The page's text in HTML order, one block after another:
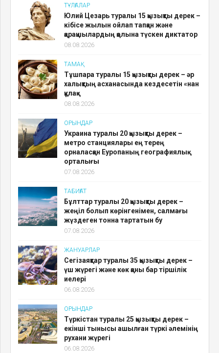
ТҰЛҒАЛАР
Юлий Цезарь туралы 15 қызықты дерек –
кібісе жылын ойлап тапқан және
қарақшылардың қолына түскен диктатор
08.08.2026
ТАМАҚ
Тұшпара туралы 15 қызықты дерек – әр
халықтың асханасында кездесетін «нан
құлақ»
08.08.2026
ОРЫНДАР
Украина туралы 20 қызықты дерек –
метро станциялары ең терең
орналасқан Еуропаның географиялық
орталығы
07.08.2026
ТАБИҒАТ
Бұлттар туралы 20 қызықты дерек –
жеңіл болып көрінгенімен, салмағы
жүздеген тонна тартатын бу
07.08.2026
ЖАНУАРЛАР
Сегізаяқтар туралы 35 қызықты дерек –
үш жүрегі және көк қаны бар тіршілік
иелері
06.08.2026
ОРЫНДАР
Түркістан туралы 25 қызықты дерек –
екінші тынысы ашылған түркі әлемінің
рухани жүрегі
06.08.2026